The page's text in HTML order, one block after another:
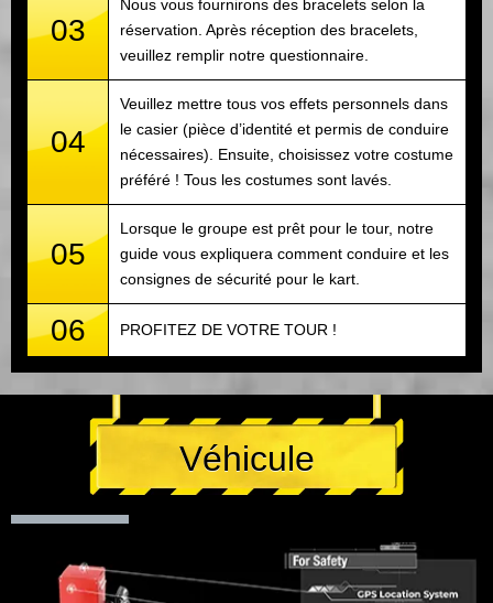
03
Nous vous fournirons des bracelets selon la
réservation. Après réception des bracelets,
veuillez remplir notre questionnaire.
04
Veuillez mettre tous vos effets personnels dans
le casier (pièce d’identité et permis de conduire
nécessaires). Ensuite, choisissez votre costume
préféré ! Tous les costumes sont lavés.
05
Lorsque le groupe est prêt pour le tour, notre
guide vous expliquera comment conduire et les
consignes de sécurité pour le kart.
06 PROFITEZ DE VOTRE TOUR !
Véhicule